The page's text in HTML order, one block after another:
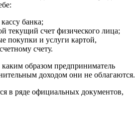
банка;
текущий счет физического лица;
покупки и услуги картой,
счету.
образом предприниматель
доходом они не облагаются.
в ряде официальных документов,